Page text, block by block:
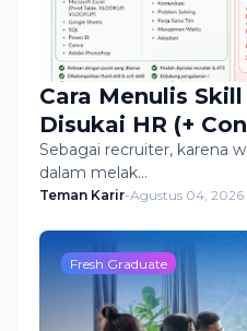
Cara Menulis
Disukai HR (+
Sebagai recruiter, karena
dalam melak…
Teman Karir-Agustus 04, 2026
Fresh Graduate